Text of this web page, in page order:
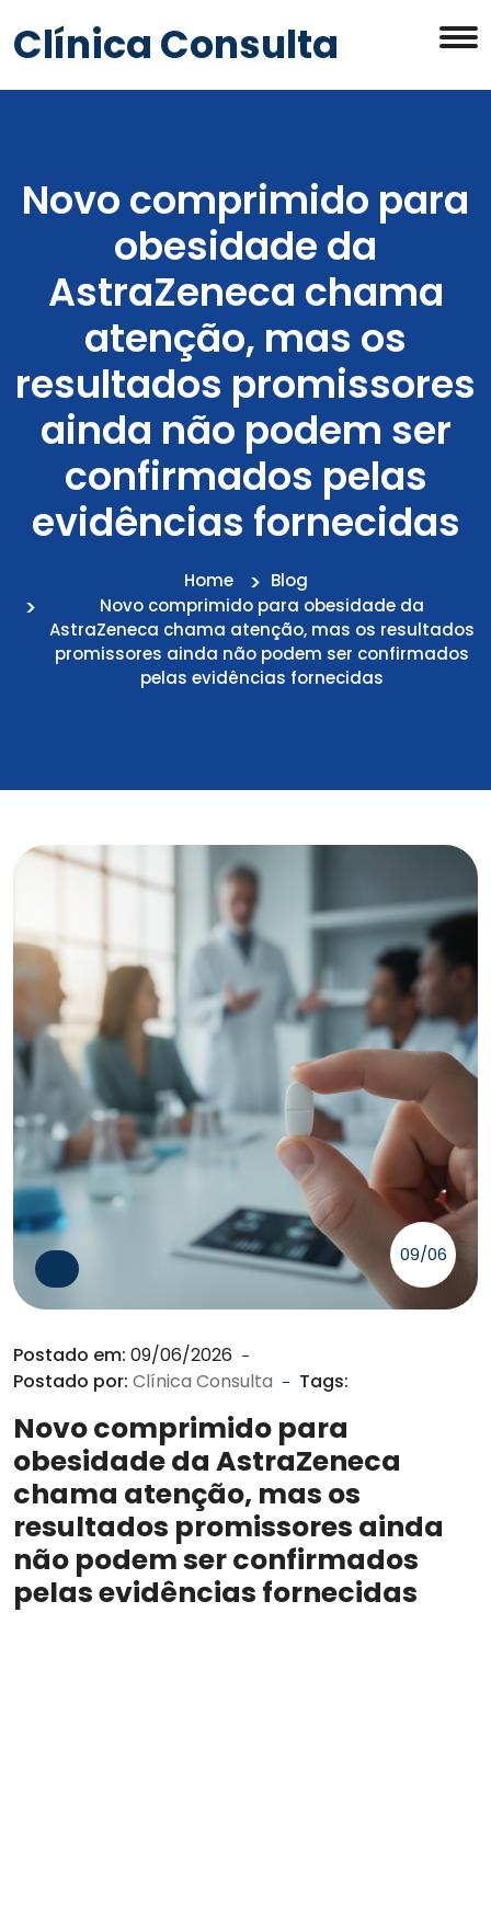
Clínica Consulta
Novo comprimido para
obesidade da
AstraZeneca chama
atenção, mas os
resultados promissores
ainda não podem ser
confirmados pelas
evidências fornecidas
Home
Blog
Novo comprimido para obesidade da
AstraZeneca chama atenção, mas os resultados
promissores ainda não podem ser confirmados
pelas evidências fornecidas
09/06
Postado em: 09/06/2026
Postado por: Clínica Consulta Tags:
Novo comprimido para
obesidade da AstraZeneca
chama atenção, mas os
resultados promissores ainda
não podem ser confirmados
pelas evidências fornecidas